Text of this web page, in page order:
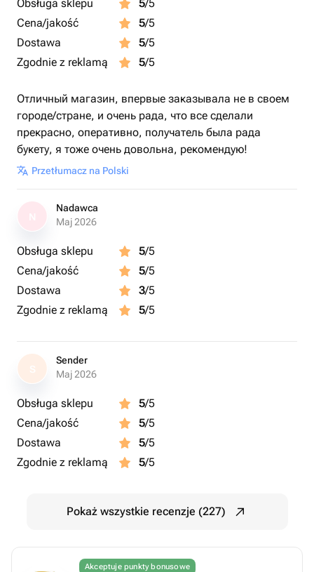
Obsługa sklepu 5/5
Cena/jakość
5/5
Dostawa
5/5
Zgodnie z reklamą
5/5
Отличный магазин, впервые заказывала не в своем
городе/стране, и очень рада, что все сделали
прекрасно, оперативно, получатель была рада
букету, я тоже очень довольна, рекомендую!
Przetłumacz na Polski
Nadawca
Maj 2026
Obsługa sklepu 5/5
Cena/jakość
5/5
Dostawa
3/5
Zgodnie z reklamą
5/5
S
Sender
Maj 2026
Obsługa sklepu 5/5
Cena/jakość
5/5
Dostawa
5/5
Zgodnie z reklamą
5/5
Pokaż wszystkie recenzje (227)
Akceptuje punkty bonusowe